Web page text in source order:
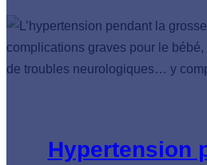
Hypertension